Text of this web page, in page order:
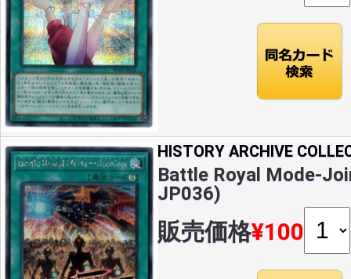
HISTORY ARCHIVE
Battle Royal Mode-
JP036)
販売価格¥100